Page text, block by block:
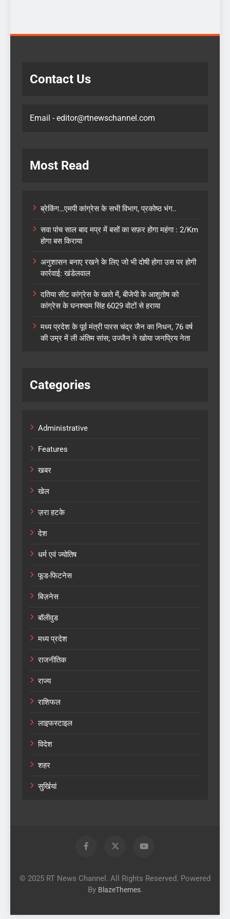
Contact Us
Email - editor@rtnewschannel.com
Most Read
ब्रेकिंग…एमपी कांग्रेस के सभी विभाग, प्रकोष्ठ भंग..
सवा पांच साल बाद मप्र में बसों का सफ़र होगा महंगा : 2/Km
होगा बस किराया
अनुशासन बनाए रखने के लिए जो भी दोषी होगा उस पर होगी
कार्रवाई: खंडेलवाल
दतिया सीट कांग्रेस के खाते में, बीजेपी के आशुतोष को
कांग्रेस के घनश्याम सिंह 6029 वोटों से हराया
मध्य प्रदेश के पूर्व मंत्री पारस चंद्र जैन का निधन, 76 वर्ष
की उम्र में ली अंतिम सांस; उज्जैन ने खोया जनप्रिय नेता
Categories
Administrative
Features
खबर
खेल
ज़रा हटके
देश
धर्म एवं ज्योतिष
फूड-फिटनेस
बिज़नेस
बॉलीवुड
मध्य प्रदेश
राजनीतिक
राज्य
राशिफल
लाइफस्टाइल
विदेश
शहर
सुर्खियां
© 2025 RT News Channel. All Rights Reserved. Powered
By BlazeThemes.